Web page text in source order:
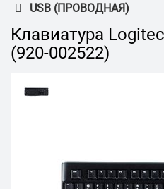
USB (ПРОВОДНАЯ)
Клавиатура
(920-002522)